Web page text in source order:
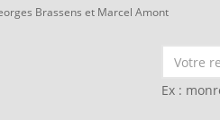
Brassens et Marcel Amont
Ex :